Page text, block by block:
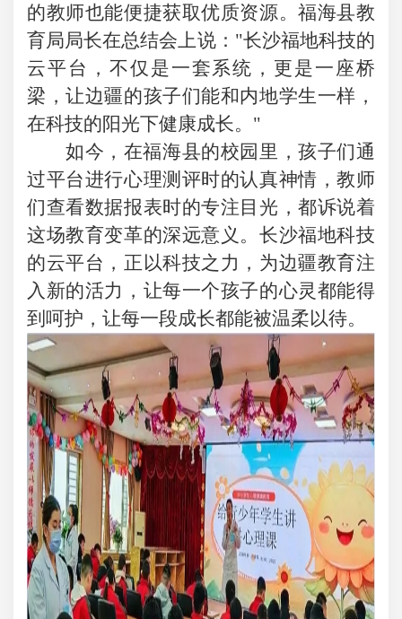
的教师也能便捷获取优质资源。福海县教
育局局长在总结会上说： "长沙福地科技的
云平台，不仅是一套系统，更是一座桥
梁，让边疆的孩子们能和内地学生一样，
在科技的阳光下健康成长。"
如今，在福海县的校园里，孩子们通
过平台进行心理测评时的认真神情，教师
们查看数据报表时的专注目光，都诉说着
这场教育变革的深远意义。长沙福地科技
的云平台，正以科技之力，为边疆教育注
入新的活力，让每一个孩子的心灵都能得
到呵护，让每一段成长都能被温柔以待。